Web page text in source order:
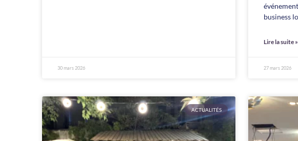
30 mars 2026
business
Lire la suite »
27 mars 2026
ACTUALITÉS